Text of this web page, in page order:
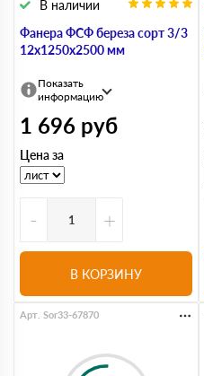
Фанера ФСФ береза сорт 3/3
12х1250х2500 мм
В наличии
Показать
информацию
1 696 руб
Цена за
- +
В КОРЗИНУ
Арт. Sor33-67870